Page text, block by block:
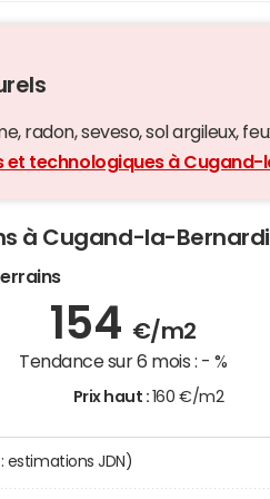
radon, seveso, sol argileux,
et technologiques à
à Cugand-la-
154 €/m2
Tendance sur 6 mois : - %
Prix haut : 160 €/m2
estimations JDN)